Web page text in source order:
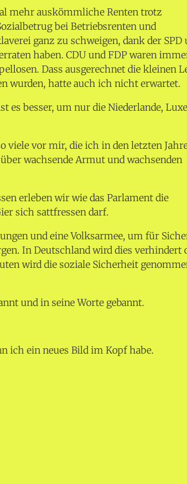
mehr auskömmliche Renten trotz
bei Betriebsrenten und
ganz zu schweigen, dank der SPD
haben. CDU und FDP waren
Dass ausgerechnet die kleinen
wurden, hatte auch ich nicht erwartet.
es besser, um nur die Niederlande,
viele vor mir, die ich in den letzten
wachsende Armut und wachsenden
erleben wir wie das Parlament die
sich sattfressen darf.
und eine Volksarmee, um für
In Deutschland wird dies verhindert
wird die soziale Sicherheit
und in seine Worte gebannt.
ich ein neues Bild im Kopf habe.